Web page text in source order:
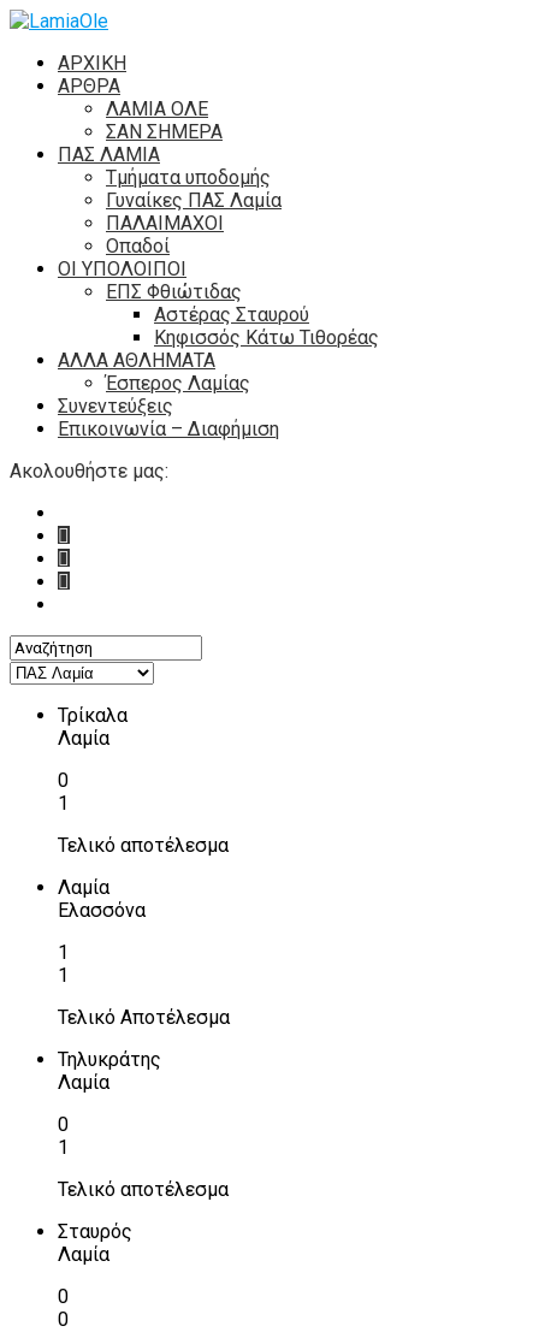
ΑΡΧΙΚΗ
ΑΡΘΡΑ
ΛΑΜΙΑ ΟΛΕ
ΣΑΝ ΣΗΜΕΡΑ
ΠΑΣ ΛΑΜΙΑ
Τμήματα υποδομής
Γυναίκες ΠΑΣ Λαμία
ΠΑΛΑΙΜΑΧΟΙ
Οπαδοί
ΟΙ ΥΠΟΛΟΙΠΟΙ
ΕΠΣ Φθιώτιδας
Αστέρας Σταυρού
Κηφισσός Κάτω Τιθορέας
ΑΛΛΑ ΑΘΛΗΜΑΤΑ
Έσπερος Λαμίας
Συνεντεύξεις
Επικοινωνία – Διαφήμιση
Ακολουθήστε μας:
Τρίκαλα
Λαμία
0
1
Τελικό αποτέλεσμα
Λαμία
Ελασσόνα
1
1
Τελικό Αποτέλεσμα
Τηλυκράτης
Λαμία
0
1
Τελικό αποτέλεσμα
Σταυρός
Λαμία
0
0